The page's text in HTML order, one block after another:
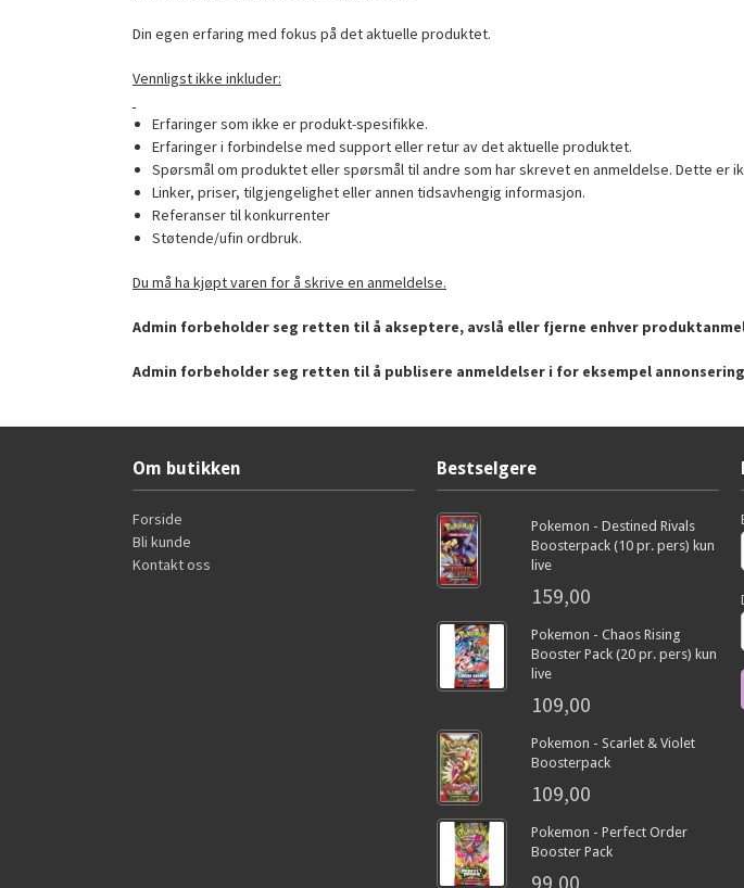
Din egen erfaring med fokus på det aktuelle produktet.
Vennligst ikke inkluder:
Erfaringer som ikke er produkt-spesifikke.
Erfaringer i forbindelse med support eller retur av det aktuelle produktet.
Spørsmål om produktet eller spørsmål til andre som har skrevet en anmeldelse. Dette er
Linker, priser, tilgjengelighet eller annen tidsavhengig informasjon.
Referanser til konkurrenter
Støtende/ufin ordbruk.
Du må ha kjøpt varen for å skrive en anmeldelse.
Admin forbeholder seg retten til å akseptere, avslå eller fjerne enhver
Admin forbeholder seg retten til å publisere anmeldelser i for eksempel
Om butikken
Forside
Bli kunde
Kontakt oss
Bestselgere
Pokemon - Destined Rivals
Boosterpack (10 pr. pers) kun
live
159,00
Pokemon - Chaos Rising
Booster Pack (20 pr. pers) kun
live
109,00
Pokemon - Scarlet & Violet
Boosterpack
109,00
Pokemon - Perfect Order
Booster Pack
99,00